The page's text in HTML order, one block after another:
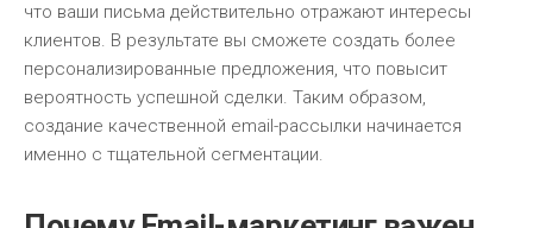
что ваши письма действительно отражают интересы
клиентов. В результате вы сможете создать более
персонализированные предложения, что повысит
вероятность успешной сделки. Таким образом,
создание качественной email-рассылки начинается
именно с тщательной сегментации.